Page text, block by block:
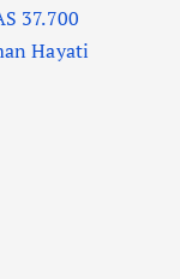
37.700
Hayati